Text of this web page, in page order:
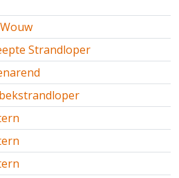
Strandloper